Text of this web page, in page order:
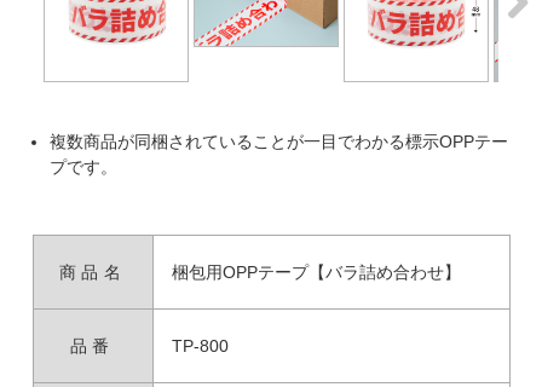
複数商品が同梱されていることが一目でわかる標示OPPテー
プです。
商品名 梱包用OPPテープ【バラ詰め合わせ】
品番 TP-800